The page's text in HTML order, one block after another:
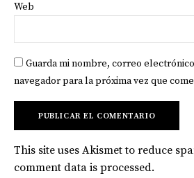
Web
Guarda mi nombre, correo
navegador para la próxima vez que
This site uses Akismet to reduce
comment data is processed.